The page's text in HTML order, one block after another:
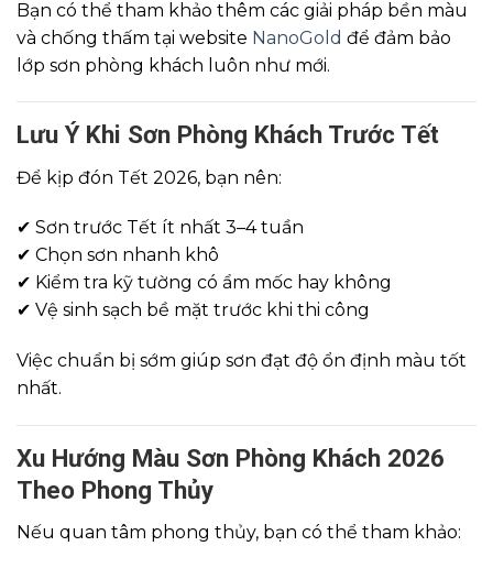
Bạn có thể tham khảo thêm các giải pháp bền màu
và chống thấm tại website NanoGold để đảm bảo
lớp sơn phòng khách luôn như mới.
Lưu Ý Khi Sơn Phòng Khách Trước Tết
Để kịp đón Tết 2026, bạn nên:
✔ Sơn trước Tết ít nhất 3–4 tuần
✔ Chọn sơn nhanh khô
✔ Kiểm tra kỹ tường có ẩm mốc hay không
✔ Vệ sinh sạch bề mặt trước khi thi công
Việc chuẩn bị sớm giúp sơn đạt độ ổn định màu tốt
nhất.
Xu Hướng Màu Sơn Phòng Khách 2026
Theo Phong Thủy
Nếu quan tâm phong thủy, bạn có thể tham khảo: